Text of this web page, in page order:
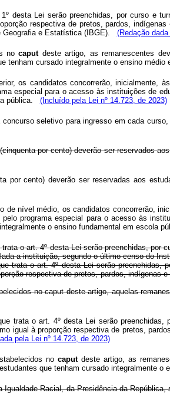
desta Lei serão preenchidas, por curso e
respectiva de pretos, pardos,
Geografia e Estatística (IBGE). (Redação
nocaputdeste artigo, as remanescentes
tenham cursado integralmente o ensino médio
os candidatos concorrerão, inicialmente,
especial para o acesso às instituições de
pública.
(Incluído pela Lei nº 14.723, de 2023)
seletivo para ingresso em cada
por cento) deverão ser reservados
por cento) deverão ser reservadas aos
nível médio, os candidatos concorrerão,
programa especial para o acesso às
o ensino fundamental em escola
o art. 4º desta Lei serão preenchidas, por
a instituição, segundo o último censo do
trata o art. 4º desta Lei serão preenchidas,
respectiva de pretos, pardos, indígenas
nocaputdeste artigo, aquelas
trata o art. 4º desta Lei serão
igual à proporção respectiva de pretos,
pela Lei nº 14.723, de 2023)
no caputdeste artigo, as
que tenham cursado integralmente o
Racial, da Presidência da